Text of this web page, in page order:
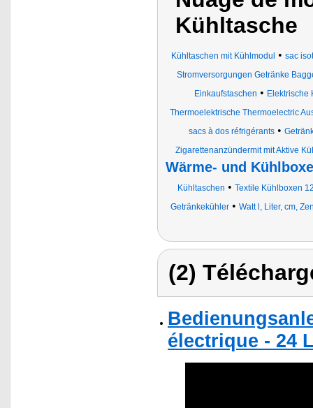
Kühltasche
Kühltaschen mit Kühlmodul • sac
Stromversorgungen Getränke
Einkaufstaschen • Elektrische
Thermoelektrische Thermoelectric
sacs à dos réfrigérants•
Zigarettenanzündermit mit Aktive
Wärme- und
Kühltaschen • Textile Kühlboxen
Getränkekühler• Watt l, Liter, cm,
(2)
électrique - 24